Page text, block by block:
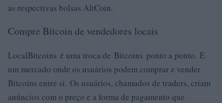
as respectivas bolsas AltCoin.
Compre Bitcoin de vendedores locais
LocalBitcoins é uma troca de Bitcoins ponto a ponto. É
um mercado onde os usuários podem comprar e vender
Bitcoins entre si. Os usuários, chamados de traders, criam
anúncios com o preço e a forma de pagamento que